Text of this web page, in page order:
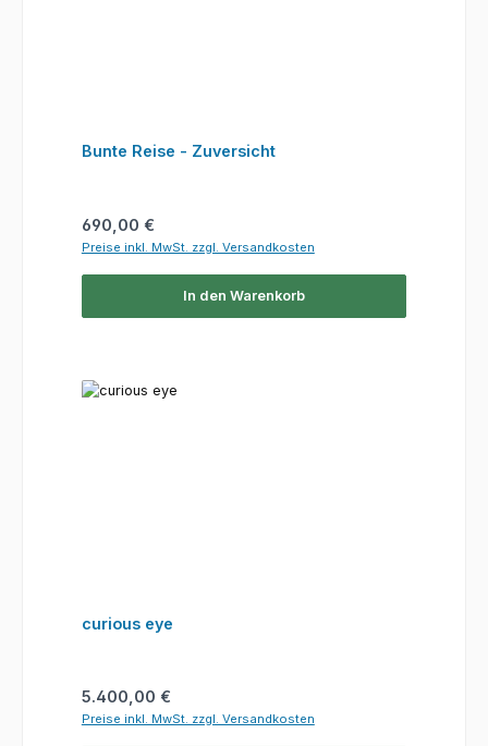
Bunte Reise - Zuversicht
Regulärer Preis:
690,00 €
Preise inkl. MwSt. zzgl. Versandkosten
In den Warenkorb
curious eye
Regulärer Preis:
5.400,00 €
Preise inkl. MwSt. zzgl. Versandkosten